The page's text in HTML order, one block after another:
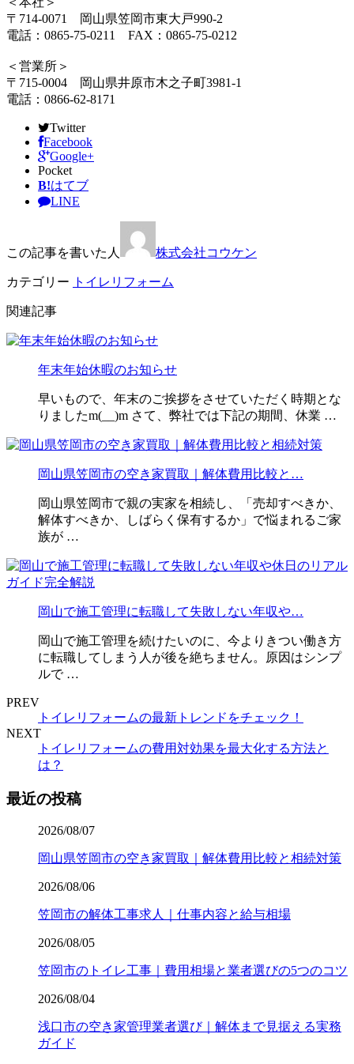
〒714-0071 岡山県笠岡市東大戸990-2
電話：0865-75-0211 FAX：0865-75-0212
＜営業所＞
〒715-0004 岡山県井原市木之子町3981-1
電話：0866-62-8171
Twitter
Facebook
Google+
Pocket
B!はてブ
LINE
この記事を書いた人 株式会社コウケン
カテゴリー トイレリフォーム
関連記事
年末年始休暇のお知らせ
早いもので、年末のご挨拶をさせていただく時期とな
りましたm(__)m さて、弊社では下記の期間、休業 …
岡山県笠岡市の空き家買取｜解体費用比較と…
岡山県笠岡市で親の実家を相続し、「売却すべきか、
解体すべきか、しばらく保有するか」で悩まれるご家
族が …
岡山で施工管理に転職して失敗しない年収や…
岡山で施工管理を続けたいのに、今よりきつい働き方
に転職してしまう人が後を絶ちません。原因はシンプ
ルで …
PREV
トイレリフォームの最新トレンドをチェック！
NEXT
トイレリフォームの費用対効果を最大化する方法と
は？
最近の投稿
2026/08/07
岡山県笠岡市の空き家買取｜解体費用比較と相続対策
2026/08/06
笠岡市の解体工事求人｜仕事内容と給与相場
2026/08/05
笠岡市のトイレ工事｜費用相場と業者選びの5つのコツ
2026/08/04
浅口市の空き家管理業者選び｜解体まで見据える実務
ガイド